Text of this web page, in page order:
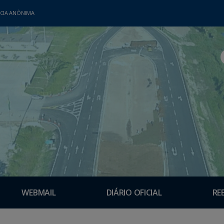
ANÔNIMA
WEBMAIL DIÁRIO OFICIAL